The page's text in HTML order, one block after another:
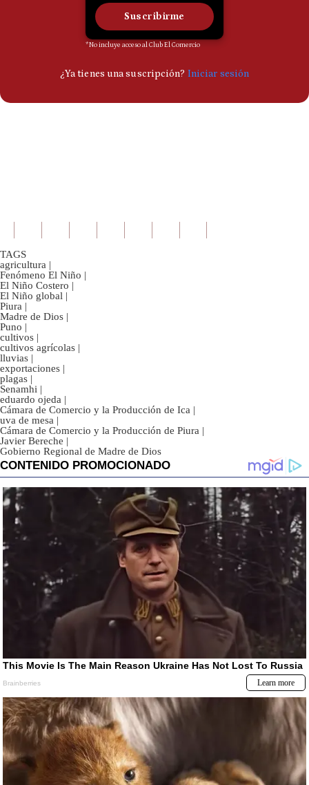
TAGS
agricultura |
Fenómeno El Niño |
El Niño Costero |
El Niño global |
Piura |
Madre de Dios |
Puno |
cultivos |
cultivos agrícolas |
lluvias |
exportaciones |
plagas |
Senamhi |
eduardo ojeda |
Cámara de Comercio y la Producción de Ica |
uva de mesa |
Cámara de Comercio y la Producción de Piura |
Javier Bereche |
Gobierno Regional de Madre de Dios